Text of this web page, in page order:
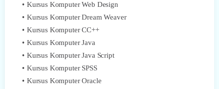
Kursus Komputer Web Design
Kursus Komputer Dream Weaver
Kursus Komputer CC++
Kursus Komputer Java
Kursus Komputer Java Script
Kursus Komputer SPSS
Kursus Komputer Oracle